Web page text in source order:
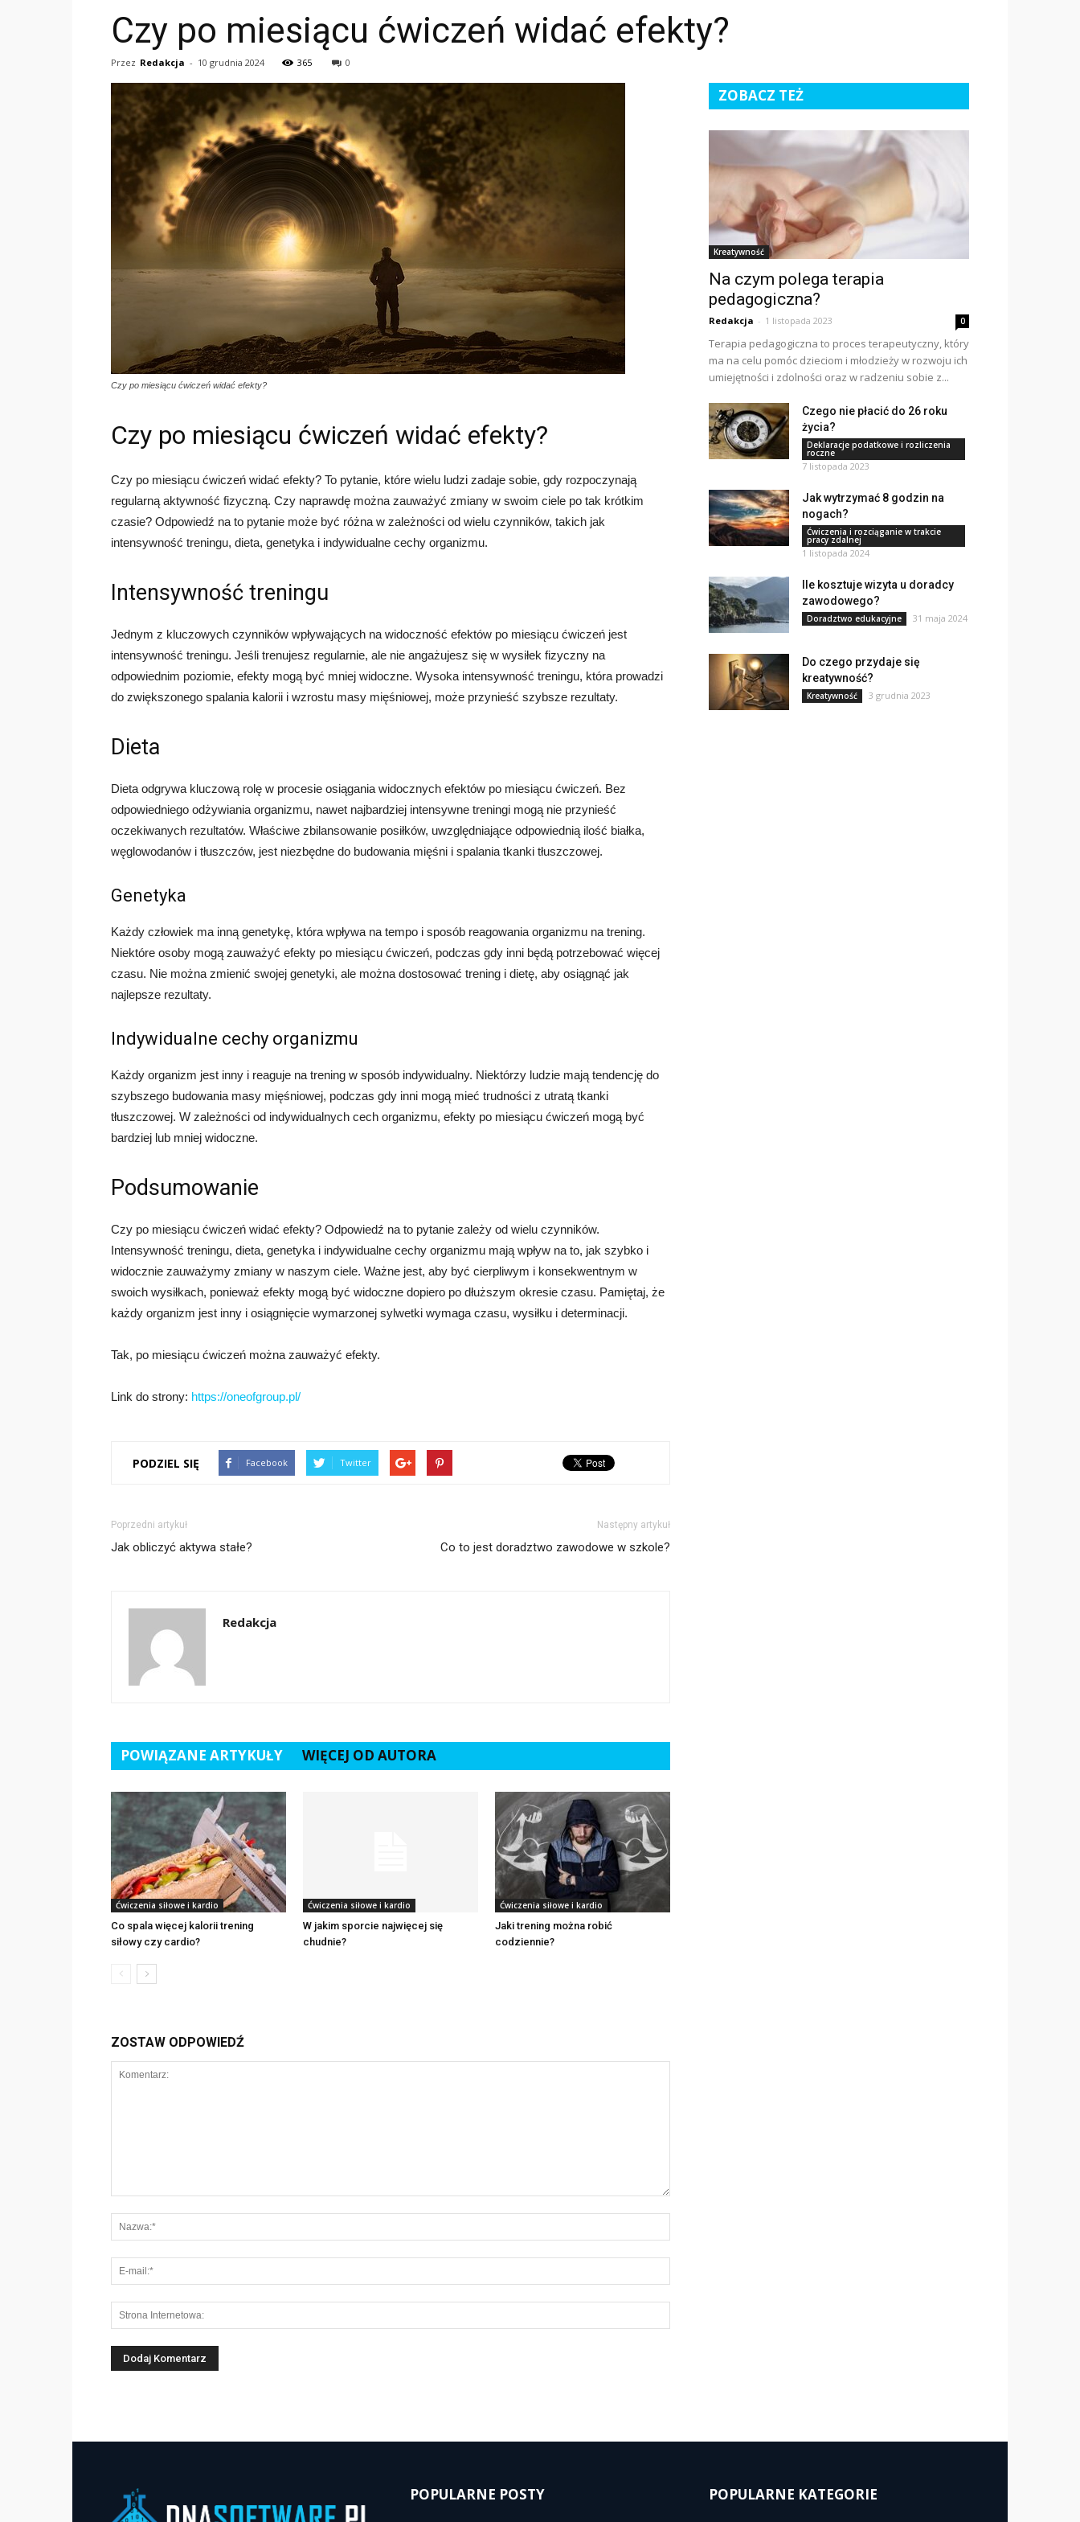
Czy po miesiącu ćwiczeń widać efekty?
Przez Redakcja - 10 grudnia 2024 365 0
Czy po miesiącu ćwiczeń widać efekty?
Czy po miesiącu ćwiczeń widać efekty?
Czy po miesiącu ćwiczeń widać efekty? To pytanie, które wielu ludzi zadaje sobie, gdy rozpoczynają
regularną aktywność fizyczną. Czy naprawdę można zauważyć zmiany w swoim ciele po tak krótkim
czasie? Odpowiedź na to pytanie może być różna w zależności od wielu czynników, takich jak
intensywność treningu, dieta, genetyka i indywidualne cechy organizmu.
Intensywność treningu
Jednym z kluczowych czynników wpływających na widoczność efektów po miesiącu ćwiczeń jest
intensywność treningu. Jeśli trenujesz regularnie, ale nie angażujesz się w wysiłek fizyczny na
odpowiednim poziomie, efekty mogą być mniej widoczne. Wysoka intensywność treningu, która prowadzi
do zwiększonego spalania kalorii i wzrostu masy mięśniowej, może przynieść szybsze rezultaty.
Dieta
Dieta odgrywa kluczową rolę w procesie osiągania widocznych efektów po miesiącu ćwiczeń. Bez
odpowiedniego odżywiania organizmu, nawet najbardziej intensywne treningi mogą nie przynieść
oczekiwanych rezultatów. Właściwe zbilansowanie posiłków, uwzględniające odpowiednią ilość białka,
węglowodanów i tłuszczów, jest niezbędne do budowania mięśni i spalania tkanki tłuszczowej.
Genetyka
Każdy człowiek ma inną genetykę, która wpływa na tempo i sposób reagowania organizmu na trening.
Niektóre osoby mogą zauważyć efekty po miesiącu ćwiczeń, podczas gdy inni będą potrzebować więcej
czasu. Nie można zmienić swojej genetyki, ale można dostosować trening i dietę, aby osiągnąć jak
najlepsze rezultaty.
Indywidualne cechy organizmu
Każdy organizm jest inny i reaguje na trening w sposób indywidualny. Niektórzy ludzie mają tendencję do
szybszego budowania masy mięśniowej, podczas gdy inni mogą mieć trudności z utratą tkanki
tłuszczowej. W zależności od indywidualnych cech organizmu, efekty po miesiącu ćwiczeń mogą być
bardziej lub mniej widoczne.
Podsumowanie
Czy po miesiącu ćwiczeń widać efekty? Odpowiedź na to pytanie zależy od wielu czynników.
Intensywność treningu, dieta, genetyka i indywidualne cechy organizmu mają wpływ na to, jak szybko i
widocznie zauważymy zmiany w naszym ciele. Ważne jest, aby być cierpliwym i konsekwentnym w
swoich wysiłkach, ponieważ efekty mogą być widoczne dopiero po dłuższym okresie czasu. Pamiętaj, że
każdy organizm jest inny i osiągnięcie wymarzonej sylwetki wymaga czasu, wysiłku i determinacji.
Tak, po miesiącu ćwiczeń można zauważyć efekty.
Link do strony: https://oneofgroup.pl/
PODZIEL SIĘ Facebook Twitter
Poprzedni artykuł
Jak obliczyć aktywa stałe?
Następny artykuł
Co to jest doradztwo zawodowe w szkole?
Redakcja
POWIĄZANE ARTYKUŁY WIĘCEJ OD AUTORA
Ćwiczenia siłowe i kardio
Co spala więcej kalorii trening
siłowy czy cardio?
Ćwiczenia siłowe i kardio
W jakim sporcie najwięcej się
chudnie?
Ćwiczenia siłowe i kardio
Jaki trening można robić
codziennie?
ZOSTAW ODPOWIEDŹ
ZOBACZ TEŻ
Kreatywność
Na czym polega terapia
pedagogiczna?
Redakcja - 1 listopada 2023 0
Terapia pedagogiczna to proces terapeutyczny, który
ma na celu pomóc dzieciom i młodzieży w rozwoju ich
umiejętności i zdolności oraz w radzeniu sobie z...
Czego nie płacić do 26 roku
życia?
Deklaracje podatkowe i rozliczenia
roczne
7 listopada 2023
Jak wytrzymać 8 godzin na
nogach?
Ćwiczenia i rozciąganie w trakcie
pracy zdalnej
1 listopada 2024
Ile kosztuje wizyta u doradcy
zawodowego?
Doradztwo edukacyjne 31 maja 2024
Do czego przydaje się
kreatywność?
Kreatywność 3 grudnia 2023
POPULARNE POSTY POPULARNE KATEGORIE